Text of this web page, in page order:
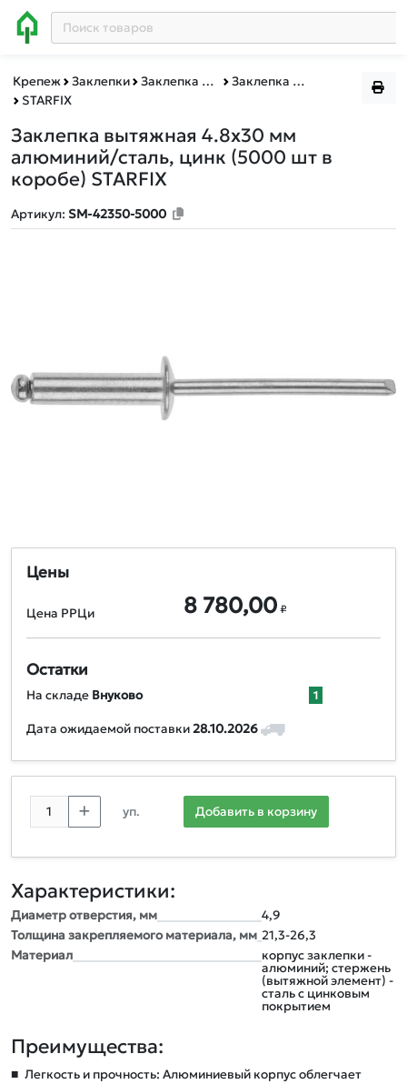
Крепеж Заклепки Заклепка вытяжная алюминий/сталь, цинк
Заклепка вытяжная алюминий/сталь, цинк короба
STARFIX
Заклепка вытяжная 4.8х30 мм
алюминий/сталь, цинк (5000 шт в
коробе) STARFIX
Артикул: SM-42350-5000
Цены
Цена РРЦи 8 780,00 ₽
Остатки
На складе Внуково 1
Дата ожидаемой поставки28.10.2026
уп. Добавить в корзину
Характеристики:
Диаметр отверстия, мм
4,9
Толщина закрепляемого материала, мм 21,3-26,3
Материал
корпус заклепки -
алюминий; стержень
(вытяжной элемент) -
сталь с цинковым
покрытием
Преимущества:
■ Легкость и прочность: Алюминиевый корпус облегчает